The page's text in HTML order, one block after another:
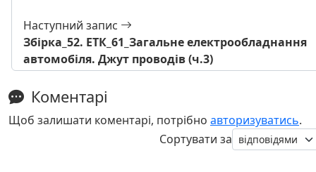
Наступний запис
Збірка_52. ЕТК_61_Загальне електрообладнання
автомобіля. Джут проводів (ч.3)
Коментарі
Щоб залишати коментарі, потрібно авторизуватись.
Сортувати за